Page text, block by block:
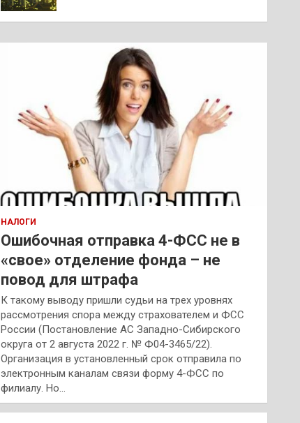
НАЛОГИ
Ошибочная отправка 4-ФСС не в
«свое» отделение фонда – не
повод для штрафа
К такому выводу пришли судьи на трех уровнях
рассмотрения спора между страхователем и ФСС
России (Постановление АС Западно-Сибирского
округа от 2 августа 2022 г. № Ф04-3465/22).
Организация в установленный срок отправила по
электронным каналам связи форму 4-ФСС по
филиалу. Но…